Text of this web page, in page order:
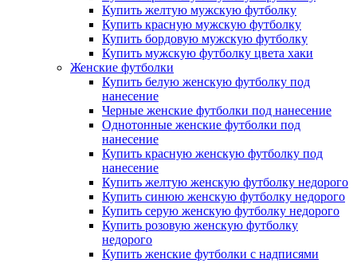
Купить желтую мужскую футболку
Купить красную мужскую футболку
Купить бордовую мужскую футболку
Купить мужскую футболку цвета хаки
Женские футболки
Купить белую женскую футболку под
нанесение
Черные женские футболки под нанесение
Однотонные женские футболки под
нанесение
Купить красную женскую футболку под
нанесение
Купить желтую женскую футболку недорого
Купить синюю женскую футболку недорого
Купить серую женскую футболку недорого
Купить розовую женскую футболку
недорого
Купить женские футболки с надписями